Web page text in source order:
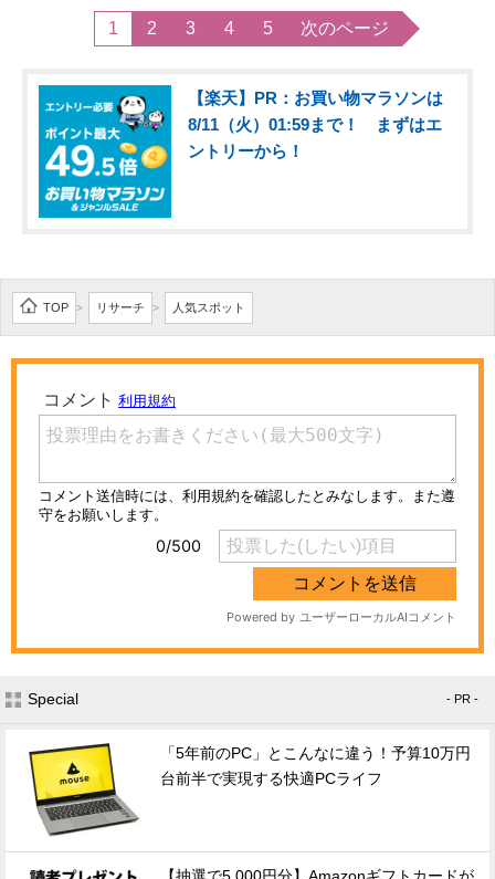
1 2 3 4 5 次のページ
【楽天】PR：お買い物マラソンは
8/11（火）01:59まで！ まずはエ
ントリーから！
TOP > リサーチ > 人気スポット
Special - PR -
「5年前のPC」とこんなに違う！予算10万円
台前半で実現する快適PCライフ